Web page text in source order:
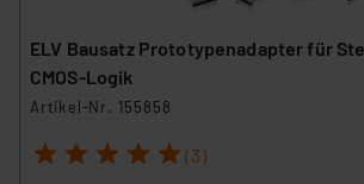
ELV Bausatz Prototypenadapter für
CMOS-Logik
Artikel-Nr. 155858
1 2 3 4 5 (3)